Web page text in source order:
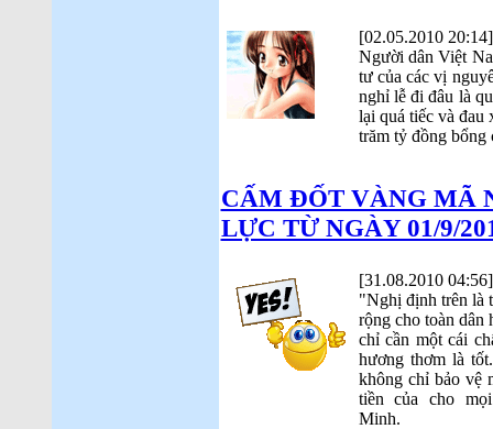
[02.05.2010 20:14]
Người dân Việt
tư của các vị
nghỉ lễ đi đâu là
lại quá tiếc và đau
trăm tỷ đồng bổng
CẤM ĐỐT VÀNG MÃ
LỰC TỪ NGÀY 01/9/
[31.08.2010 04:56]
"Nghị định trên là
rộng cho toàn dân
chỉ cần một cái
hương thơm là
không chỉ bảo vệ
tiền của cho
Minh.